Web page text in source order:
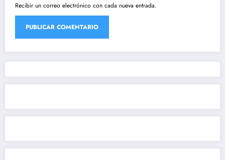
Recibir un correo electrónico con cada nueva entrada.